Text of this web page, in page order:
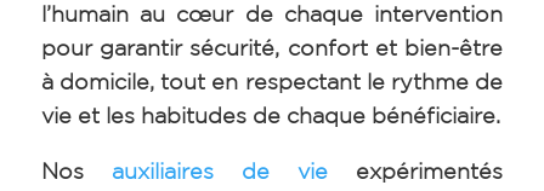
l’humain au cœur de chaque intervention
pour garantir sécurité, confort et bien-être
à domicile, tout en respectant le rythme de
vie et les habitudes de chaque bénéficiaire.
Nos auxiliaires de vie expérimentés